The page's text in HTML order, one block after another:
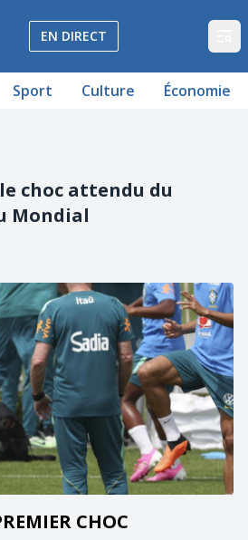
Vaud et Fribourg
EN DIRECT
Sport Culture Économie
choc attendu du
Mondial
CHOC